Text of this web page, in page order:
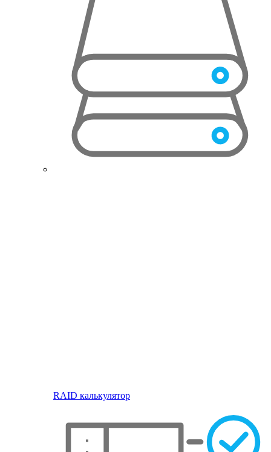
RAID калькулятор